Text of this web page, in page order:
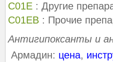
C01E : Другие
C01EB : Прочие
Антигипоксанты и
Армадин: цена,